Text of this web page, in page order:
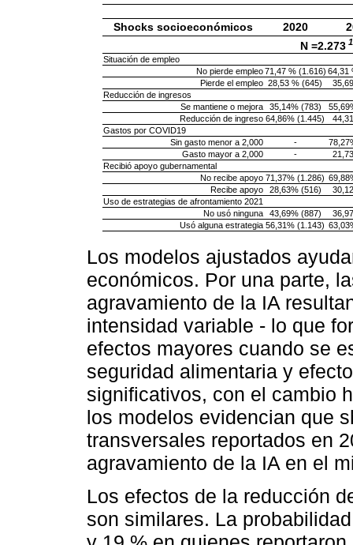
Shocks socioeconómicos 2020
N =2.273 1
Situación de empleo
No pierde empleo 71,47 % (1.616) 64,31
Pierde el empleo 28,53 % (645)
Reducción de ingresos
Se mantiene o mejora
35,14% (783)
Reducción de ingreso 64,86% (1.445)
Gastos por COVID19
Sin gasto menor a 2,000
-
Gasto mayor a 2,000
-
Recibió apoyo gubernamental
No recibe apoyo 71,37% (1.286)
Recibe apoyo
28,63% (516)
Uso de estrategias de afrontamiento 2021
No usó ninguna
43,69% (887)
Usó alguna estrategia 56,31% (1.143)
Los modelos ajustados
económicos. Por una parte,
agravamiento de la IA
intensidad variable - lo que
efectos mayores cuando se
seguridad alimentaria y
significativos, con el cambio
los modelos evidencian que
transversales reportados en
agravamiento de la IA en el
Los efectos de la reducción
son similares. La